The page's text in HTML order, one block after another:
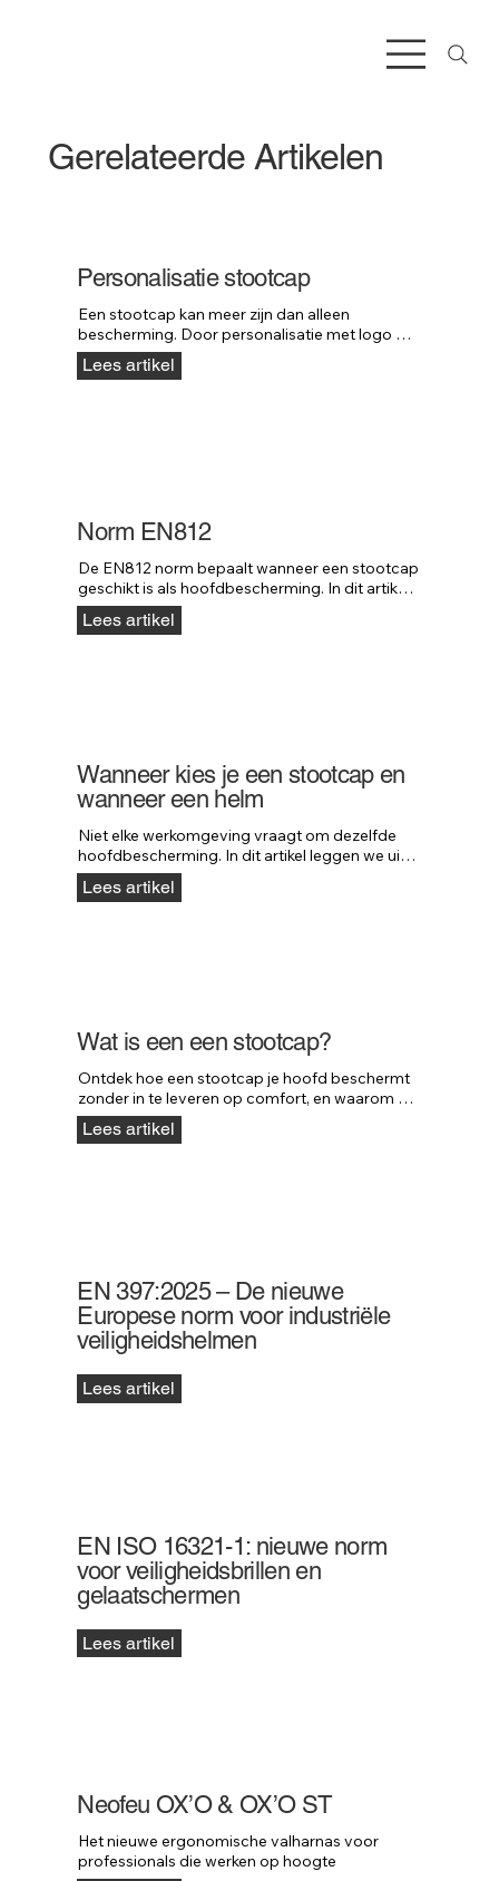
Personalisatie stootcap
Een stootcap kan meer zijn dan alleen
bescherming. Door personalisatie met logo of
huisstijl wordt het ook een krachtig onderdeel
van je bedrijfsuitstraling.
Lees artikel
Norm EN812
De EN812 norm bepaalt wanneer een stootcap
geschikt is als hoofdbescherming. In dit artikel
leggen we uit wat deze norm precies inhoudt
en waar deze voor bedoeld is.
Lees artikel
Wanneer kies je een stootcap en
wanneer een helm
Niet elke werkomgeving vraagt om dezelfde
hoofdbescherming. In dit artikel leggen we uit
wanneer een stootcap voldoende
bescherming biedt en wanneer een
Lees artikel
Wat is een een stootcap?
Ontdek hoe een stootcap je hoofd beschermt
zonder in te leveren op comfort, en waarom
professionals in uiteenlopende sectoren kiezen
voor deze slimme oplossing.
Lees artikel
EN 397:2025 – De nieuwe
Europese norm voor industriële
veiligheidshelmen
Lees artikel
EN ISO 16321-1: nieuwe norm
voor veiligheidsbrillen en
gelaatschermen
Lees artikel
Neofeu OX’O & OX’O ST
Het nieuwe ergonomische valharnas voor
professionals die werken op hoogte
Gerelateerde Artikelen